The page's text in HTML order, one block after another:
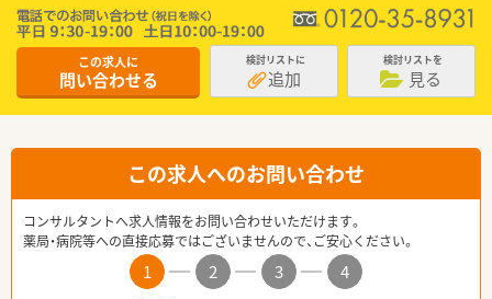
この求人に
問い合わせる
検討リストに
追加
検討リストを
見る
この求人へのお問い合わせ
コンサルタントへ求人情報をお問い合わせいただけます。
薬局・病院等への直接応募ではございませんので、ご安心ください。
1 2 3
4